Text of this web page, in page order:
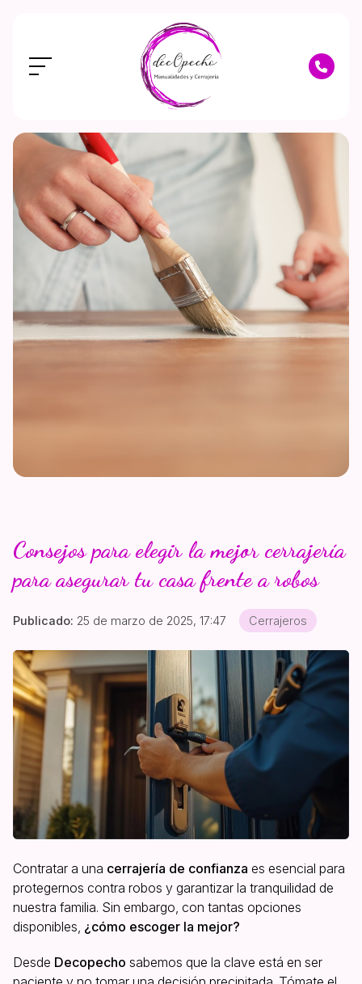
Consejos para elegir la mejor cerrajería
para asegurar tu casa frente a robos
Publicado: 25 de marzo de 2025, 17:47 Cerrajeros
Contratar a una cerrajería de confianza es esencial para
protegernos contra robos y garantizar la tranquilidad de
nuestra familia. Sin embargo, con tantas opciones
disponibles, ¿cómo escoger la mejor?
Desde Decopecho sabemos que la clave está en ser